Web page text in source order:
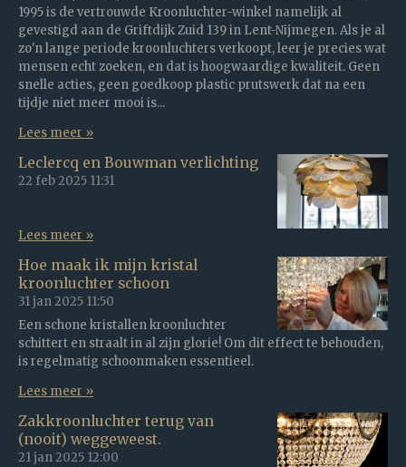
1995 is de vertrouwde Kroonluchter-winkel namelijk al
gevestigd aan de Griftdijk Zuid 139 in Lent-Nijmegen. Als je al
zo'n lange periode kroonluchters verkoopt, leer je precies wat
mensen echt zoeken, en dat is hoogwaardige kwaliteit. Geen
snelle acties, geen goedkoop plastic prutswerk dat na een
tijdje niet meer mooi is...
Lees meer »
Leclercq en Bouwman verlichting
22 feb 2025 11:31
Lees meer »
Hoe maak ik mijn kristal
kroonluchter schoon
31 jan 2025 11:50
Een schone kristallen kroonluchter
schittert en straalt in al zijn glorie! Om dit effect te behouden,
is regelmatig schoonmaken essentieel.
Lees meer »
Zakkroonluchter terug van
(nooit) weggeweest.
21 jan 2025 12:00